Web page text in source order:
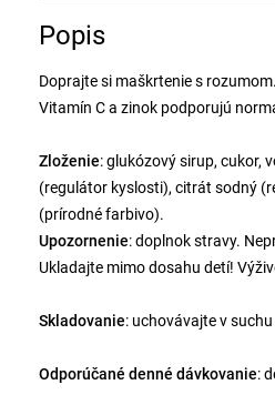
Popis
Doprajte si maškrtenie s
Vitamín C a zinok podporujú
Zloženie: glukózový sirup, cukor,
(regulátor kyslosti), citrát sodný
(prírodné farbivo).
Upozornenie: doplnok stravy.
Ukladajte mimo dosahu detí!
Skladovanie: uchovávajte v
Odporúčané denné dávkovanie: